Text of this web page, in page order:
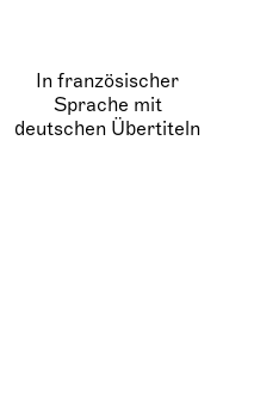
In französischer
Sprache mit
deutschen Übertiteln